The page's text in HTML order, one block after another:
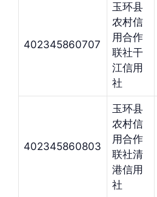
402345860707
玉环县
农村信
用合作
联社干
江信用
社
402345860803
玉环县
农村信
用合作
联社清
港信用
社